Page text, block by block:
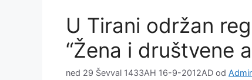
U Tirani održan
“Žena i društvene
ned 29 Ševval 1433AH 16-9-2012AD od